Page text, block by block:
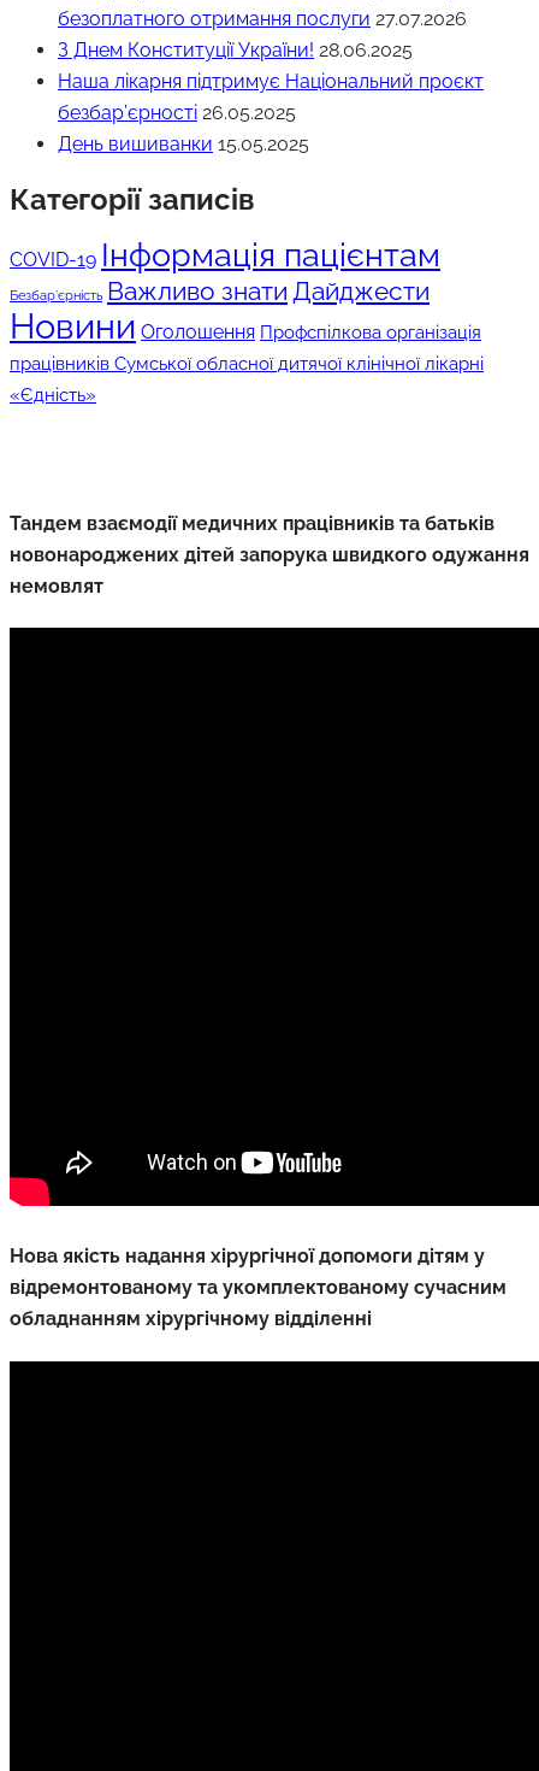
безоплатного отримання послуги 27.07.2026
З Днем Конституції України! 28.06.2025
Наша лікарня підтримує Національний проєкт
безбар’єрності 26.05.2025
День вишиванки 15.05.2025
Категорії записів
COVID-19 Інформація пацієнтам
Безбар’єрність Важливо знати Дайджести
Новини Оголошення Профспілкова організація
працівників Сумської обласної дитячої клінічної лікарні
«Єдність»
Тандем взаємодії медичних працівників та батьків
новонароджених дітей запорука швидкого одужання
немовлят
Нова якість надання хірургічної допомоги дітям у
відремонтованому та укомплектованому сучасним
обладнанням хірургічному відділенні